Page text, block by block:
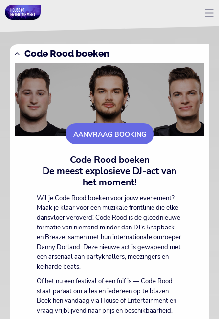
Code Rood boeken
AANVRAAG BOOKING
Code Rood boeken
De meest explosieve DJ-act van
het moment!
Wil je Code Rood boeken voor jouw evenement?
Maak je klaar voor een muzikale frontlinie die elke
dansvloer veroverd! Code Rood is de gloednieuwe
formatie van niemand minder dan DJ’s 5napback
en Breaze, samen met hun internationale omroeper
Danny Dorland. Deze nieuwe act is gewapend met
een arsenaal aan partyknallers, meezingers en
keiharde beats.
Of het nu een festival of een fuif is — Code Rood
staat paraat om alles en iedereen op te blazen.
Boek hen vandaag via House of Entertainment en
vraag vrijblijvend naar prijs en beschikbaarheid.